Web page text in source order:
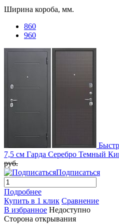
Ширина короба, мм.
860
960
7,5 см Гарда Серебро Темный
руб.
Подписаться
Подробнее
Купить в 1 клик Сравнение
В избранное Недоступно
Сторона открывания